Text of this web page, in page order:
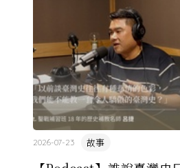
故事
2026-07-23